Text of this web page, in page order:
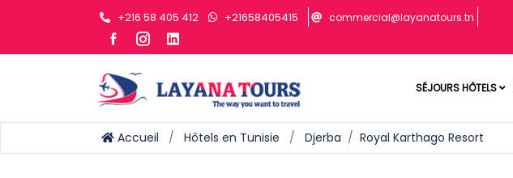
+216 58 405 412 +21658405415 commercial@layanatours.tn
SÉJOURS HÔTELS
Accueil Hôtels en Tunisie Djerba Royal Karthago Resort